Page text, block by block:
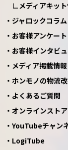
メディアキッ
ジャロックコラム
お客様アンケート
お客様インタビ
メディア掲載情報
ホンモノの物流
よくあるご質問
オンラインストア
YouTubeチャン
LogiTube